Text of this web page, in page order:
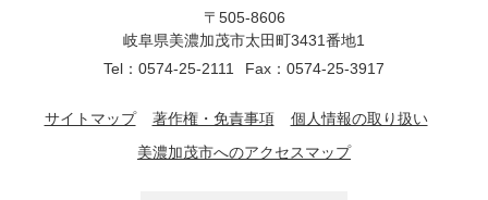
〒505-8606
岐阜県美濃加茂市太田町3431番地1
Tel：0574-25-2111
Fax：0574-25-3917
サイトマップ 著作権・免責事項
個人情報の取り扱い
美濃加茂市へのアクセスマップ